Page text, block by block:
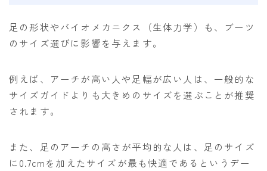
足の形状やバイオメカニクス（生体力学）も、ブーツ
のサイズ選びに影響を与えます。
例えば、アーチが高い人や足幅が広い人は、一般的な
サイズガイドよりも大きめのサイズを選ぶことが推奨
されます。
また、足のアーチの高さが平均的な人は、足のサイズ
に0.7cmを加えたサイズが最も快適であるというデー